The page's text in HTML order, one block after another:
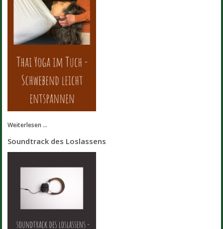
Weiterlesen ...
Soundtrack des Loslassens